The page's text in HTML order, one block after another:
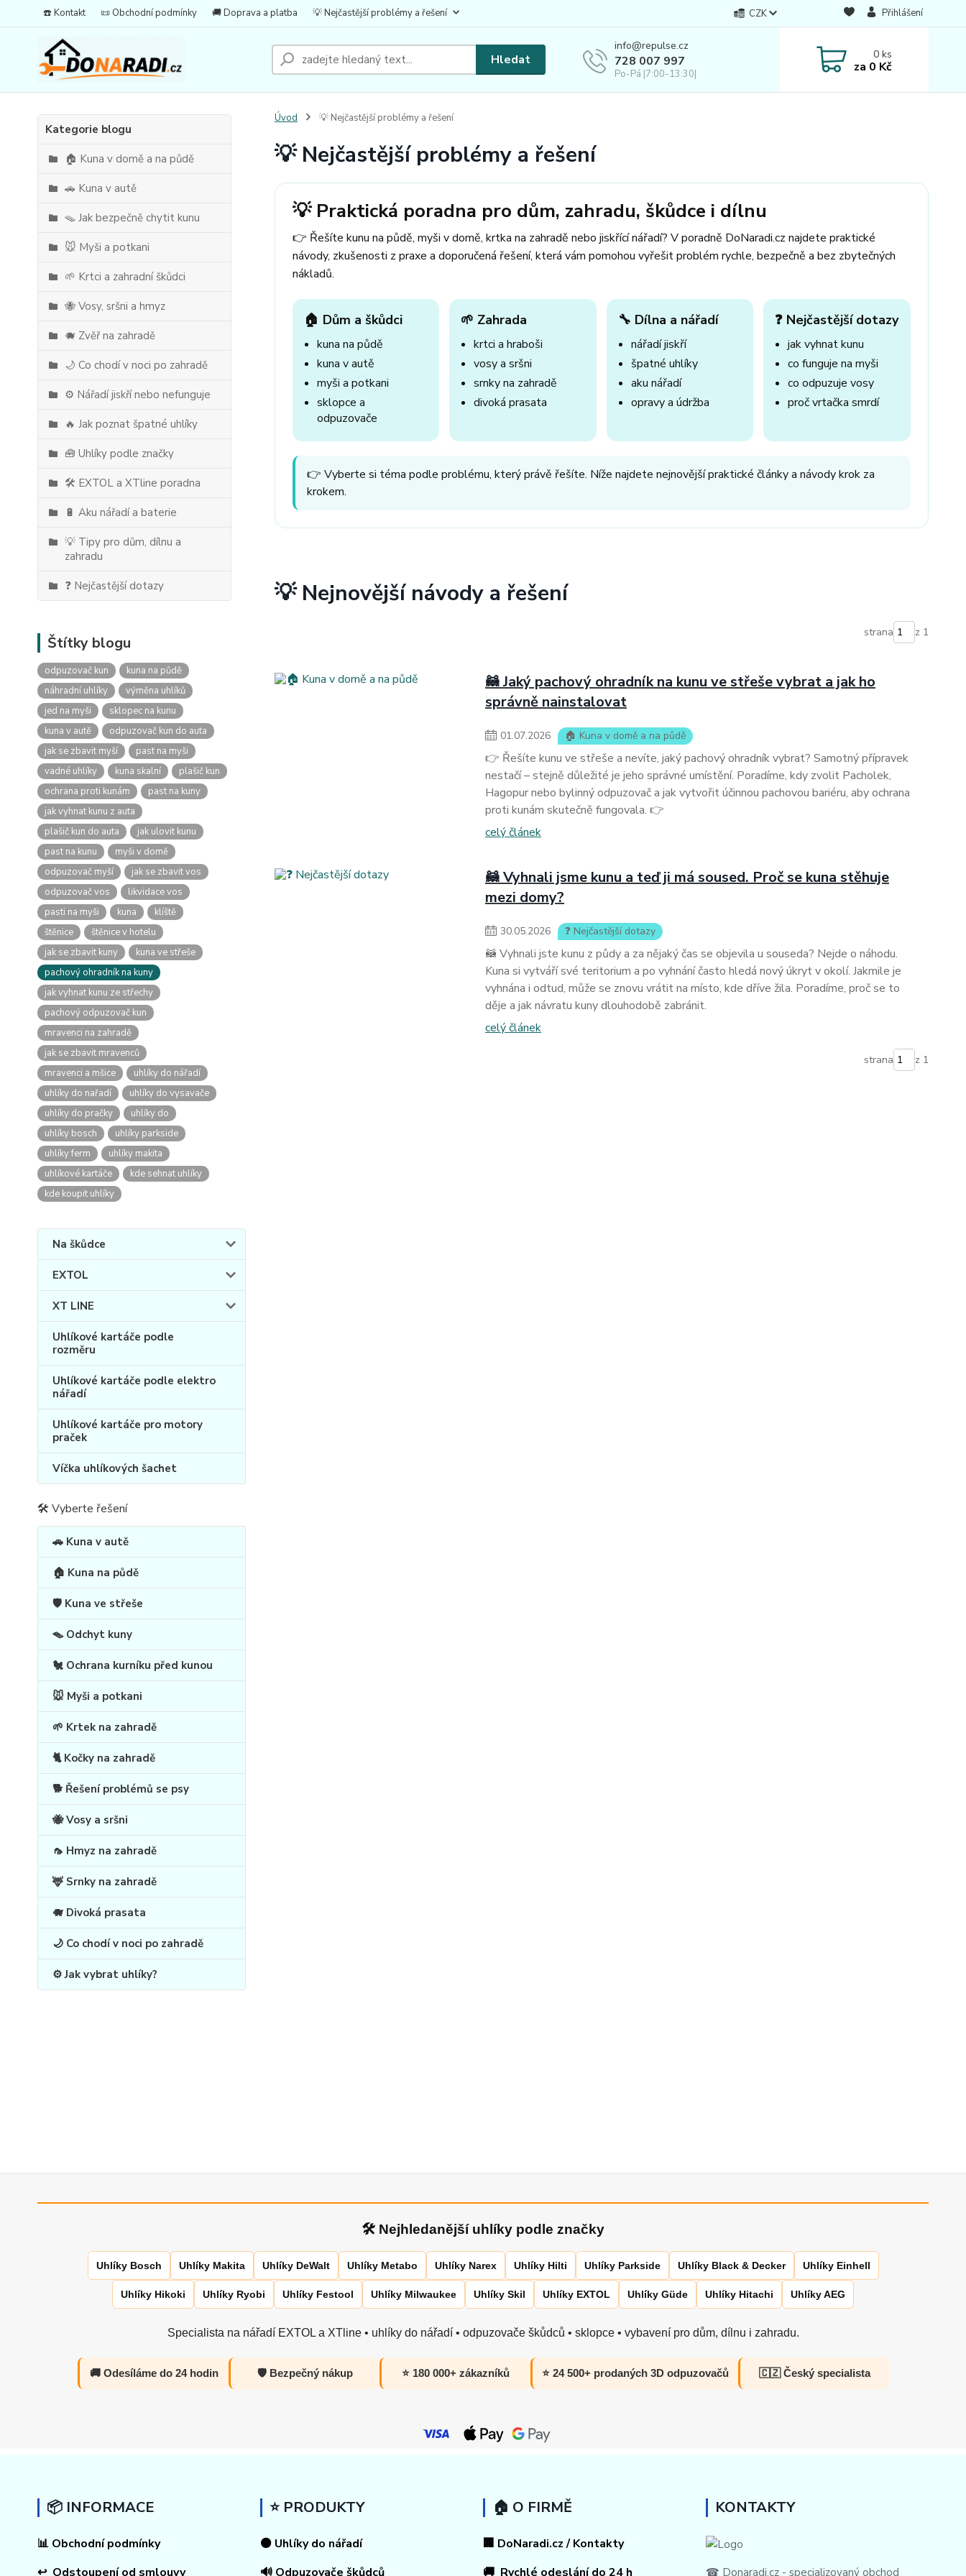
☎️ Kontakt 📜 Obchodní podmínky 🚚 Doprava a platba 💡 Nejčastější problémy a řešení CZK Přihlášení
Hledat
info@repulse.cz
728 007 997
Po-Pá |7:00-13:30|
0ks
za 0 Kč
Kategorie blogu
🏠 Kuna v domě a na půdě
🚗 Kuna v autě
🪤 Jak bezpečně chytit kunu
🐭 Myši a potkani
🌱 Krtci a zahradní škůdci
🐝 Vosy, sršni a hmyz
🐗 Zvěř na zahradě
🌙 Co chodí v noci po zahradě
⚙️ Nářadí jiskří nebo nefunguje
🔥 Jak poznat špatné uhlíky
🧰 Uhlíky podle značky
🛠️ EXTOL a XTline poradna
🔋 Aku nářadí a baterie
💡 Tipy pro dům, dílnu a
zahradu
❓ Nejčastější dotazy
Štítky blogu
odpuzovač kun
kuna na půdě
náhradní uhlíky
výměna uhlíků
jed na myši
sklopec na kunu
kuna v autě
odpuzovač kun do auta
jak se zbavit myší
past na myši
vadné uhlíky
kuna skalní
plašič kun
ochrana proti kunám
past na kuny
jak vyhnat kunu z auta
plašič kun do auta
jak ulovit kunu
past na kunu
myši v domě
odpuzovač myší
jak se zbavit vos
odpuzovač vos
likvidace vos
pasti na myši
kuna
klíště
štěnice
štěnice v hotelu
jak se zbavit kuny
kuna ve střeše
pachový ohradník na kuny
jak vyhnat kunu ze střechy
pachový odpuzovač kun
mravenci na zahradě
jak se zbavit mravenců
mravenci a mšice
uhlíky do nářadí
uhlíky do nařadí
uhlíky do vysavače
uhlíky do pračky
uhlíky do
uhlíky bosch
uhlíky parkside
uhlíky ferm
uhlíky makita
uhlíkové kartáče
kde sehnat uhlíky
kde koupit uhlíky
Na škůdce
EXTOL
XT LINE
Uhlíkové kartáče podle
rozměru
Uhlíkové kartáče podle elektro
nářadí
Uhlíkové kartáče pro motory
praček
Víčka uhlíkových šachet
🛠 Vyberte řešení
🚗 Kuna v autě
🏠 Kuna na půdě
🛡️ Kuna ve střeše
🪤 Odchyt kuny
🐔 Ochrana kurníku před kunou
🐭 Myši a potkani
🌱 Krtek na zahradě
🐈 Kočky na zahradě
🐕 Řešení problémů se psy
🐝 Vosy a sršni
🦟 Hmyz na zahradě
🦌 Srnky na zahradě
🐗 Divoká prasata
🌙 Co chodí v noci po zahradě
⚙️ Jak vybrat uhlíky?
Úvod 💡 Nejčastější problémy a řešení
💡 Nejčastější problémy a řešení
💡 Praktická poradna pro dům, zahradu, škůdce i dílnu
👉 Řešíte kunu na půdě, myši v domě, krtka na zahradě nebo jiskřící nářadí? V poradně DoNaradi.cz najdete praktické
návody, zkušenosti z praxe a doporučená řešení, která vám pomohou vyřešit problém rychle, bezpečně a bez zbytečných
nákladů.
🏠 Dům a škůdci
kuna na půdě
kuna v autě
myši a potkani
sklopce a
odpuzovače
🌱 Zahrada
krtci a hraboši
vosy a sršni
srnky na zahradě
divoká prasata
🔧 Dílna a nářadí
nářadí jiskří
špatné uhlíky
aku nářadí
opravy a údržba
❓ Nejčastější dotazy
jak vyhnat kunu
co funguje na myši
co odpuzuje vosy
proč vrtačka smrdí
👉 Vyberte si téma podle problému, který právě řešíte. Níže najdete nejnovější praktické články a návody krok za
krokem.
💡 Nejnovější návody a řešení
strana z 1
🦝 Jaký pachový ohradník na kunu ve střeše vybrat a jak ho
správně nainstalovat
01.07.2026 🏠 Kuna v domě a na půdě
👉 Řešíte kunu ve střeše a nevíte, jaký pachový ohradník vybrat? Samotný přípravek
nestačí – stejně důležité je jeho správné umístění. Poradíme, kdy zvolit Pacholek,
Hagopur nebo bylinný odpuzovač a jak vytvořit účinnou pachovou bariéru, aby ochrana
proti kunám skutečně fungovala. 👉
celý článek
🦝 Vyhnali jsme kunu a teď ji má soused. Proč se kuna stěhuje
mezi domy?
30.05.2026 ❓ Nejčastější dotazy
🦝 Vyhnali jste kunu z půdy a za nějaký čas se objevila u souseda? Nejde o náhodu.
Kuna si vytváří své teritorium a po vyhnání často hledá nový úkryt v okolí. Jakmile je
vyhnána i odtud, může se znovu vrátit na místo, kde dříve žila. Poradíme, proč se to
děje a jak návratu kuny dlouhodobě zabránit.
celý článek
strana z 1
🛠 Nejhledanější uhlíky podle značky
Uhlíky Bosch Uhlíky Makita Uhlíky DeWalt Uhlíky Metabo Uhlíky Narex Uhlíky Hilti Uhlíky Parkside Uhlíky Black & Decker Uhlíky Einhell
Uhlíky Hikoki Uhlíky Ryobi Uhlíky Festool Uhlíky Milwaukee Uhlíky Skil Uhlíky EXTOL Uhlíky Güde Uhlíky Hitachi Uhlíky AEG
Specialista na nářadí EXTOL a XTline • uhlíky do nářadí • odpuzovače škůdců • sklopce • vybavení pro dům, dílnu i zahradu.
🚚 Odesíláme do 24 hodin 🛡️ Bezpečný nákup ⭐ 180 000+ zákazníků ⭐ 24 500+ prodaných 3D odpuzovačů 🇨🇿 Český specialista
📦 INFORMACE
📊 Obchodní podmínky
↩ Odstoupení od smlouvy
⭐ PRODUKTY
⚫ Uhlíky do nářadí
🔊 Odpuzovače škůdců
🏠 O FIRMĚ
🏢 DoNaradi.cz / Kontakty
🚚 Rychlé odeslání do 24 h
KONTAKTY
☎ Donaradi.cz - specializovaný obchod